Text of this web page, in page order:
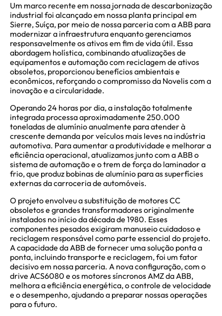
Um marco recente em nossa jornada de descarbonização
industrial foi alcançado em nossa planta principal em
Sierre, Suíça, por meio de nossa parceria com a ABB para
modernizar a infraestrutura enquanto gerenciamos
responsavelmente os ativos em fim de vida útil. Essa
abordagem holística, combinando atualizações de
equipamentos e automação com reciclagem de ativos
obsoletos, proporcionou benefícios ambientais e
econômicos, reforçando o compromisso da Novelis com a
inovação e a circularidade.
Operando 24 horas por dia, a instalação totalmente
integrada processa aproximadamente 250.000
toneladas de alumínio anualmente para atender à
crescente demanda por veículos mais leves na indústria
automotiva. Para aumentar a produtividade e melhorar a
eficiência operacional, atualizamos junto com a ABB o
sistema de automação e o trem de força do laminador a
frio, que produz bobinas de alumínio para as superfícies
externas da carroceria de automóveis.
O projeto envolveu a substituição de motores CC
obsoletos e grandes transformadores originalmente
instalados no início da década de 1980. Esses
componentes pesados exigiram manuseio cuidadoso e
reciclagem responsável como parte essencial do projeto.
A capacidade da ABB de fornecer uma solução ponta a
ponta, incluindo transporte e reciclagem, foi um fator
decisivo em nossa parceria. A nova configuração, com o
drive ACS6080 e os motores síncronos AMZ da ABB,
melhora a eficiência energética, o controle de velocidade
e o desempenho, ajudando a preparar nossas operações
para o futuro.